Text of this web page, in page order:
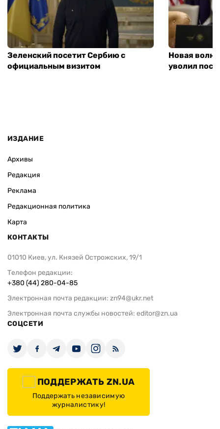
Зеленский посетит Сербию с
официальным визитом
Новая
уволил
ИЗДАНИЕ
Архивы
Редакция
Реклама
Редакционная политика
Карта
КОНТАКТЫ
01010 Киев, ул. Князей Острожских, 19/1
Телефон редакции:
+380 (44) 280-04-85
Электронная почта редакции: zn94@ukr.net
Электронная почта службы новостей: editor@zn.ua
СОЦСЕТИ
ПОДДЕРЖАТЬ ZN.UA
Поддержать независимую
журналистику!